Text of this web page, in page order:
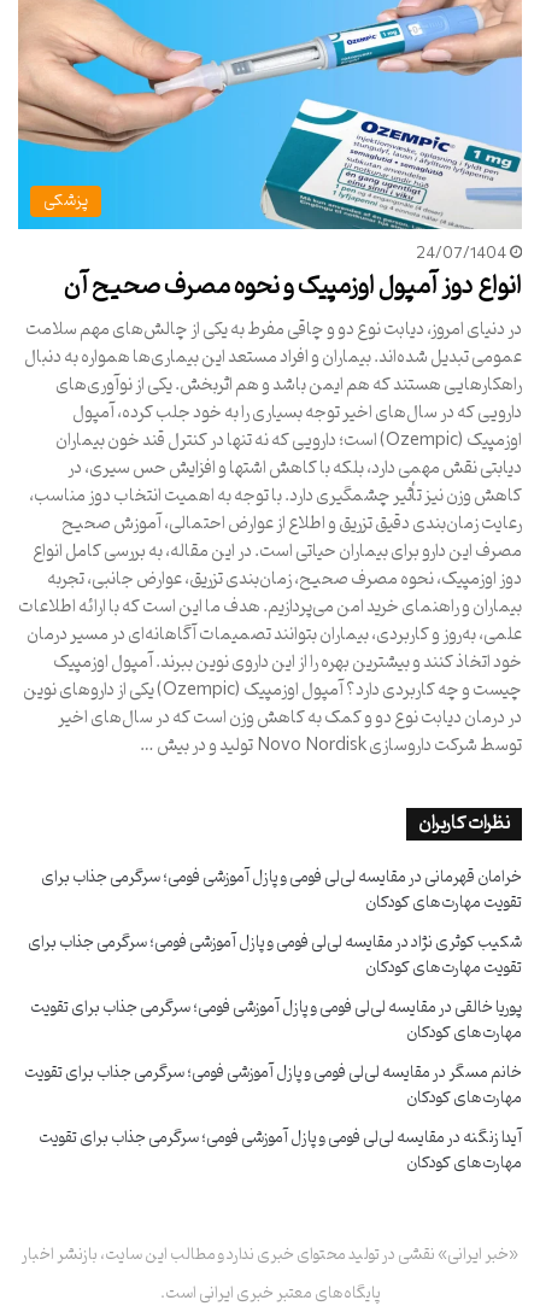
پزشکی
24/07/1404
انواع دوز آمپول اوزمپیک و نحوه مصرف صحیح آن
در دنیای امروز، دیابت نوع دو و چاقی مفرط به یکی از چالش‌های مهم سلامت
عمومی تبدیل شده‌اند. بیماران و افراد مستعد این بیماری‌ها همواره به دنبال
راهکارهایی هستند که هم ایمن باشد و هم اثربخش. یکی از نوآوری‌های
دارویی که در سال‌های اخیر توجه بسیاری را به خود جلب کرده، آمپول
اوزمپیک (Ozempic) است؛ دارویی که نه تنها در کنترل قند خون بیماران
دیابتی نقش مهمی دارد، بلکه با کاهش اشتها و افزایش حس سیری، در
کاهش وزن نیز تأثیر چشمگیری دارد. با توجه به اهمیت انتخاب دوز مناسب،
رعایت زمان‌بندی دقیق تزریق و اطلاع از عوارض احتمالی، آموزش صحیح
مصرف این دارو برای بیماران حیاتی است. در این مقاله، به بررسی کامل انواع
دوز اوزمپیک، نحوه مصرف صحیح، زمان‌بندی تزریق، عوارض جانبی، تجربه
بیماران و راهنمای خرید امن می‌پردازیم. هدف ما این است که با ارائه اطلاعات
علمی، به‌روز و کاربردی، بیماران بتوانند تصمیمات آگاهانه‌ای در مسیر درمان
خود اتخاذ کنند و بیشترین بهره را از این داروی نوین ببرند. آمپول اوزمپیک
چیست و چه کاربردی دارد؟ آمپول اوزمپیک (Ozempic) یکی از داروهای نوین
در درمان دیابت نوع دو و کمک به کاهش وزن است که در سال‌های اخیر
توسط شرکت داروسازی Novo Nordisk تولید و در بیش …
نظرات کاربران
خرامان قهرمانیدرمقایسه لی‌لی فومی و پازل آموزشی فومی؛ سرگرمی جذاب برای
تقویت مهارت‌های کودکان
شکیب کوثری نژاددرمقایسه لی‌لی فومی و پازل آموزشی فومی؛ سرگرمی جذاب برای
تقویت مهارت‌های کودکان
پوریا خالقیدرمقایسه لی‌لی فومی و پازل آموزشی فومی؛ سرگرمی جذاب برای تقویت
مهارت‌های کودکان
خانم مسگردرمقایسه لی‌لی فومی و پازل آموزشی فومی؛ سرگرمی جذاب برای تقویت
مهارت‌های کودکان
آیدا زنگنهدرمقایسه لی‌لی فومی و پازل آموزشی فومی؛ سرگرمی جذاب برای تقویت
مهارت‌های کودکان
«خبر ایرانی» نقشی در تولید محتوای خبری ندارد و مطالب این سایت، بازنشر اخبار
پایگاه‌های معتبر خبری ایرانی است.